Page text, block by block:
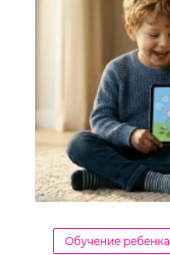
Обучение ребенка